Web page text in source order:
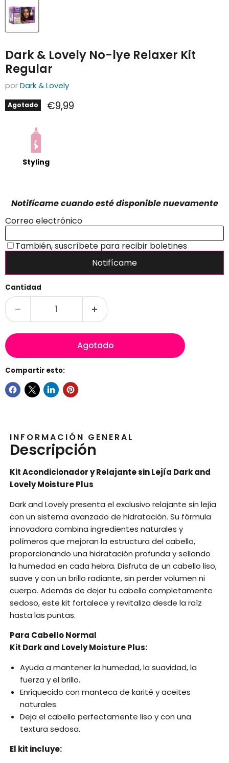
Dark & Lovely No-lye Relaxer Kit
Regular
porDark & Lovely
Agotado Precio actual
€9,99
Styling
Cantidad
Agotado
Compartir esto:
INFORMACIÓN GENERAL
Descripción
Kit Acondicionador y Relajante sin Lejía Dark and
Lovely Moisture Plus
Dark and Lovely presenta el exclusivo relajante sin lejía
con un sistema avanzado de hidratación. Su fórmula
innovadora combina ingredientes naturales y
polímeros que mejoran la estructura del cabello,
proporcionando una hidratación profunda y sellando
la humedad en cada hebra. Disfruta de un cabello liso,
suave y con un brillo radiante, sin perder volumen ni
cuerpo. Además de dejar tu cabello completamente
sedoso, este kit fortalece y revitaliza desde la raíz
hasta las puntas.
Para Cabello Normal
Kit Dark and Lovely Moisture Plus:
Ayuda a mantener la humedad, la suavidad, la
fuerza y el brillo.
Enriquecido con manteca de karité y aceites
naturales.
Deja el cabello perfectamente liso y con una
textura sedosa.
El kit incluye: